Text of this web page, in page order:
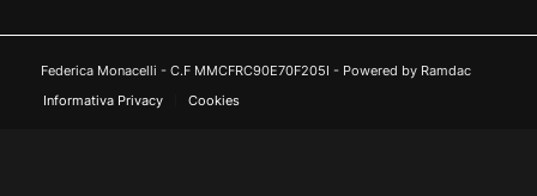
Federica Monacelli - C.F MMCFRC90E70F205I - Powered by Ramdac
Informativa Privacy
Cookies